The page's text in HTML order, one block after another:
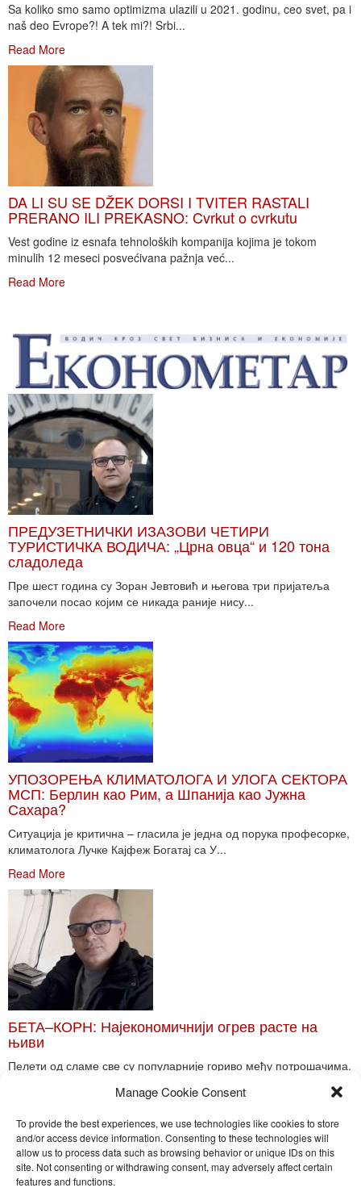
Manage Cookie Consent
To provide the best experiences, we use technologies like cookies to store
and/or access device information. Consenting to these technologies will
allow us to process data such as browsing behavior or unique IDs on this
site. Not consenting or withdrawing consent, may adversely affect certain
features and functions.
Sa koliko smo samo optimizma ulazili u 2021. godinu, ceo svet, pa i
naš deo Evrope?! A tek mi?! Srbi...
Read More
DA LI SU SE DŽEK DORSI I TVITER RASTALI
PRERANO ILI PREKASNO: Cvrkut o cvrkutu
Vest godine iz esnafa tehnoloških kompanija kojima je tokom
minulih 12 meseci posvećivana pažnja već...
Read More
ПРЕДУЗЕТНИЧКИ ИЗАЗОВИ ЧЕТИРИ
ТУРИСТИЧКА ВОДИЧА: „Црна овца“ и 120 тона
сладоледа
Пре шест година су Зоран Јевтовић и његова три пријатеља
започели посао којим се никада раније нису...
Read More
УПОЗОРЕЊА КЛИМАТОЛОГА И УЛОГА СЕКТОРА
МСП: Берлин као Рим, а Шпанија као Јужна
Сахара?
Ситуација је критична – гласила је једна од порука професорке,
климатолога Лучке Кајфеж Богатај са У...
Read More
БЕТА–КОРН: Најекономичнији огрев расте на
њиви
Пелети од сламе све су популарније гориво међу потрошачима.
Toggle